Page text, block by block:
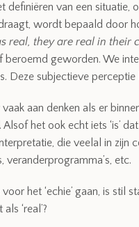
definiëren van een
wordt bepaald door
real, they are real in their
beroemd geworden. We
Deze subjectieve
aan denken als er
het ook echt iets ‘is’
die veelal in zijn
veranderprogramma’s, etc.
het ‘echie’ gaan, is stil
‘real’?